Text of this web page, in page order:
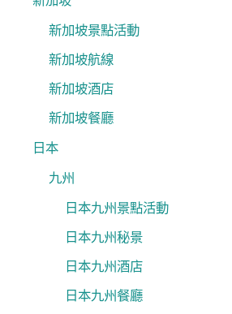
新加坡景點活動
新加坡航線
新加坡酒店
新加坡餐廳
日本
九州
日本九州景點活動
日本九州秘景
日本九州酒店
日本九州餐廳